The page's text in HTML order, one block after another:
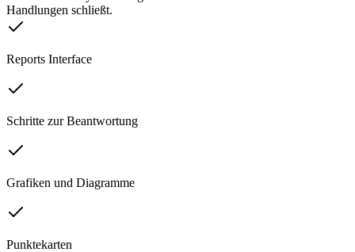
Handlungen schließt.
Reports Interface
Schritte zur Beantwortung
Grafiken und Diagramme
Punktekarten